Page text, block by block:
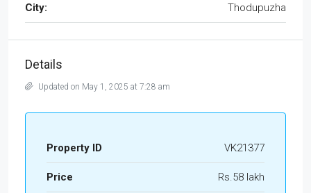
City: Thodupuzha
Details
Updated on May 1, 2025 at 7:28 am
Property ID VK21377
Price Rs.58 lakh